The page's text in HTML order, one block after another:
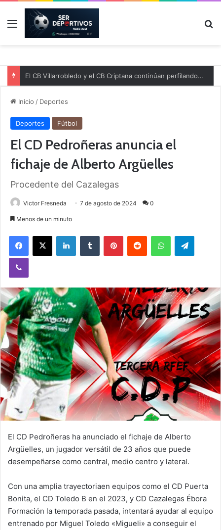
Menú
El CB Villarrobledo y el CB Criptana continúan perfilando sus plantillas
Inicio / Deportes
Deportes Fútbol
El CD Pedroñeras anuncia el
fichaje de Alberto Argüelles
Procedente del Cazalegas
Victor Fresneda 7 de agosto de 2024 0
Menos de un minuto
El CD Pedroñeras ha anunciado el fichaje de Alberto
Argüelles, un jugador versátil de 23 años que puede
desempeñarse como central, medio centro y lateral.
Con una amplia trayectoriaen equipos como el CD Puerta
Bonita, el CD Toledo B en el 2023, y CD Cazalegas Ébora
Formación la temporada pasada, intentará ayudar al equipo
entrenado por Miguel Toledo «Migueli» a conseguir el